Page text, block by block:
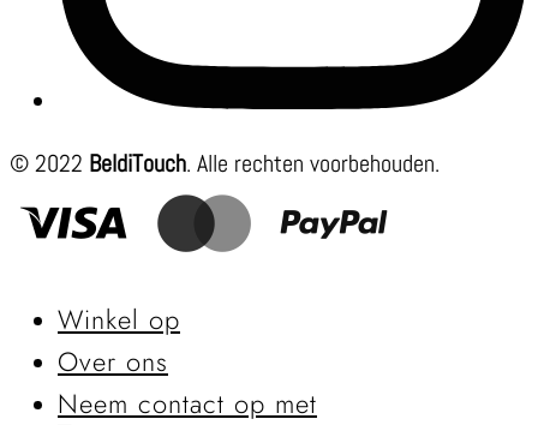
© 2022 BeldiTouch. Alle rechten voorbehouden.
Winkel op
Over ons
Neem contact op met